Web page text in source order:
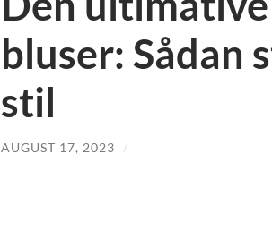
bluser: Sådan
stil
AUGUST 17, 2023 /